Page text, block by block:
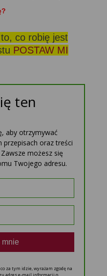
co robię jest
POSTAW MI
ten
aby otrzymywać
oraz treści
możesz się
Twojego adresu.
mnie
za tym idzie, wyrażam zgodę na
adres e-mail informacji o